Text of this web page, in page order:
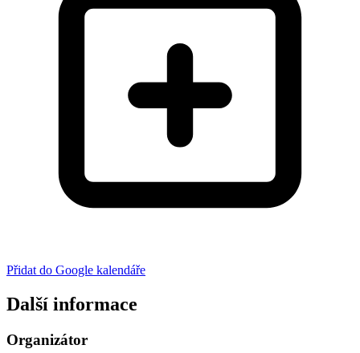
Přidat do Google kalendáře
Další informace
Organizátor